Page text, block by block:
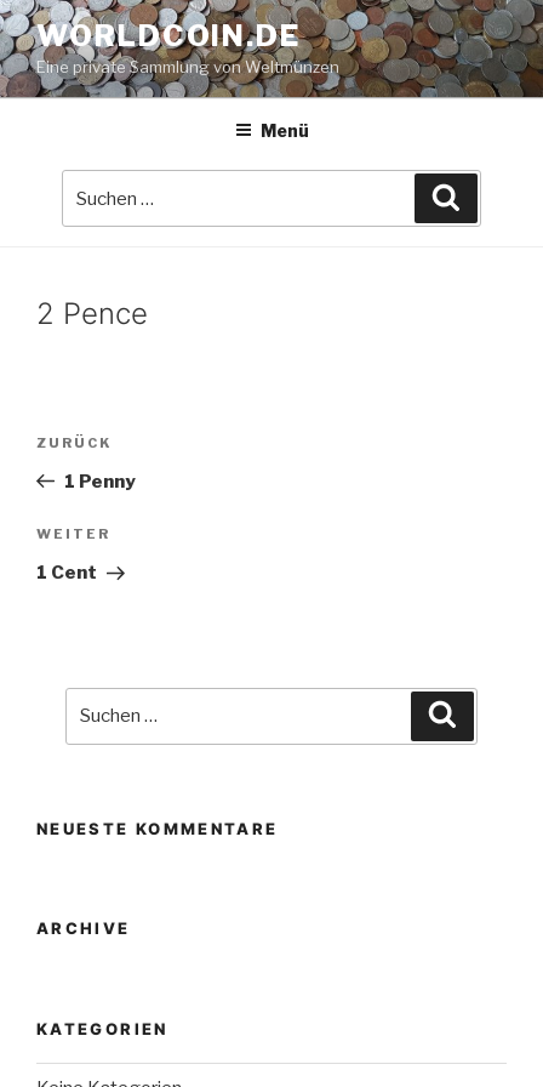
Zum
Inhalt
springen
WORLDCOIN.DE
Eine private Sammlung von Weltmünzen
Menü
2 Pence
Beitrags-
Vorheriger
Beitrag
ZURÜCK
1 Penny
Nächster
Beitrag
WEITER
1 Cent
NEUESTE KOMMENTARE
ARCHIVE
KATEGORIEN